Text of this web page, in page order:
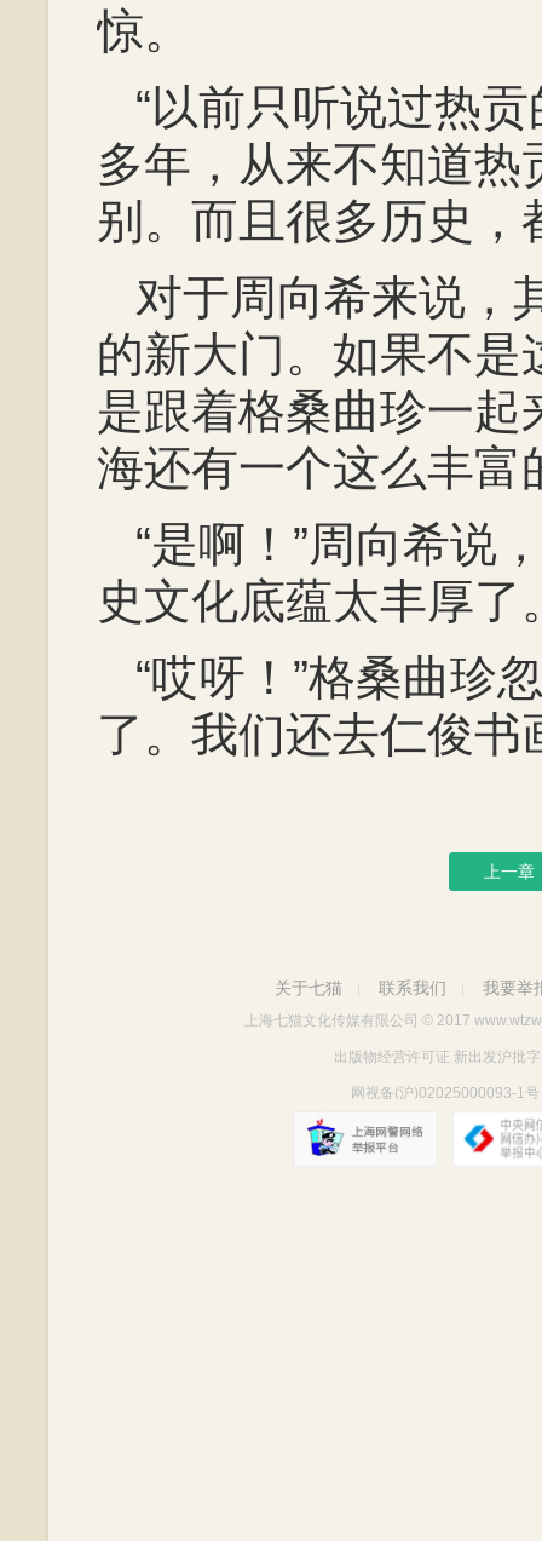
惊。
“以前只听说过热
多年，从来不知道
别。而且很多历史，
对于周向希来说，
的新大门。如果不
是跟着格桑曲珍一
海还有一个这么丰富
“是啊！”周向希说
史文化底蕴太丰厚了
“哎呀！”格桑曲珍
了。我们还去仁俊书
上一章
关于七猫 联系我们 我要举
上海七猫文化传媒有限公司 © 2017
出版物经营许可证 新出发沪批
网视备(沪)02025000093-1